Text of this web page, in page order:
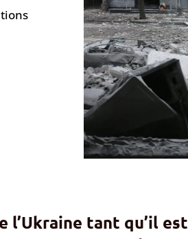
tant qu’il est